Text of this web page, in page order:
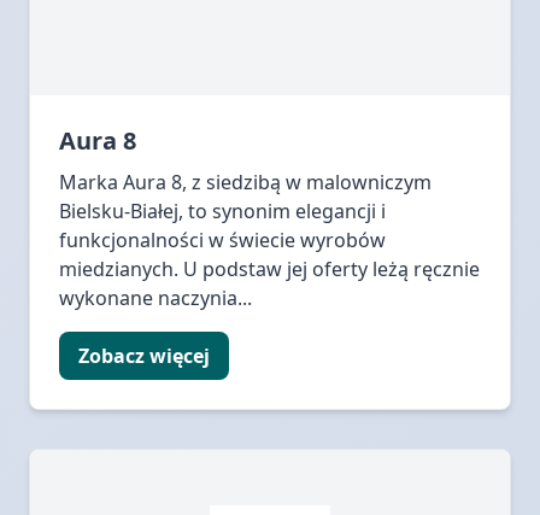
Aura 8
Marka Aura 8, z siedzibą w malowniczym
Bielsku-Białej, to synonim elegancji i
funkcjonalności w świecie wyrobów
miedzianych. U podstaw jej oferty leżą ręcznie
wykonane naczynia...
Zobacz więcej